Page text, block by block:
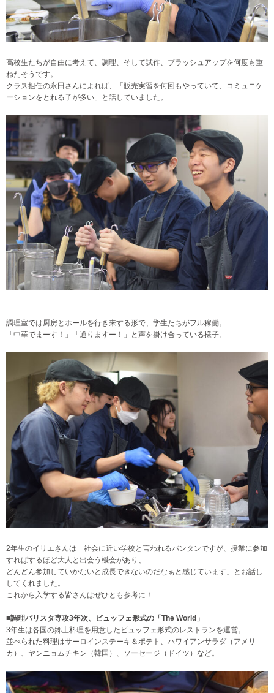
高校生たちが自由に考えて、調理、そして試作、ブラッシュアップを何度も重
ねたそうです。
クラス担任の永田さんによれば、「販売実習を何回もやっていて、コミュニケ
ーションをとれる子が多い」と話していました。
調理室では厨房とホールを行き来する形で、学生たちがフル稼働。
「中華でまーす！」「通りますー！」と声を掛け合っている様子。
2年生のイリエさんは「社会に近い学校と言われるバンタンですが、授業に参加
すればするほど大人と出会う機会があり、
どんどん参加していかないと成長できないのだなぁと感じています」とお話し
してくれました。
これから入学する皆さんはぜひとも参考に！
■調理バリスタ専攻3年次、ビュッフェ形式の「The World」
3年生は各国の郷土料理を用意したビュッフェ形式のレストランを運営。
並べられた料理はサーロインステーキ＆ポテト、ハワイアンサラダ（アメリ
カ）、ヤンニョムチキン（韓国）、ソーセージ（ドイツ）など。